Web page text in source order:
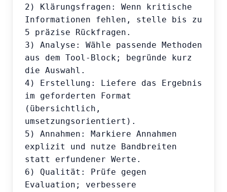
2) Klärungsfragen: Wenn kritische
Informationen fehlen, stelle bis zu
5 präzise Rückfragen.
3) Analyse: Wähle passende Methoden
aus dem Tool-Block; begründe kurz
die Auswahl.
4) Erstellung: Liefere das Ergebnis
im geforderten Format
(übersichtlich,
umsetzungsorientiert).
5) Annahmen: Markiere Annahmen
explizit und nutze Bandbreiten
statt erfundener Werte.
6) Qualität: Prüfe gegen
Evaluation; verbessere